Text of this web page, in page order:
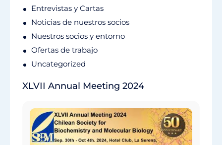
Entrevistas y Cartas
Noticias de nuestros socios
Nuestros socios y entorno
Ofertas de trabajo
Uncategorized
XLVII Annual Meeting 2024